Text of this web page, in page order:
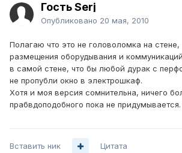
Гость Serj
Опубликовано 20 мая, 2010
Полагаю что это не головоломка на
размещения оборудывания и
в самой стене, что бы любой дурак с
не пропубли окно в электрошкаф.
Хотя и моя версия сомнительна, ничего
прабвдоподобного пока не придумывается.
Вставить ник Цитата